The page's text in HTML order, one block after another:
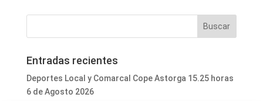
Entradas recientes
Deportes Local y Comarcal Cope Astorga 15.25 horas
6 de Agosto 2026